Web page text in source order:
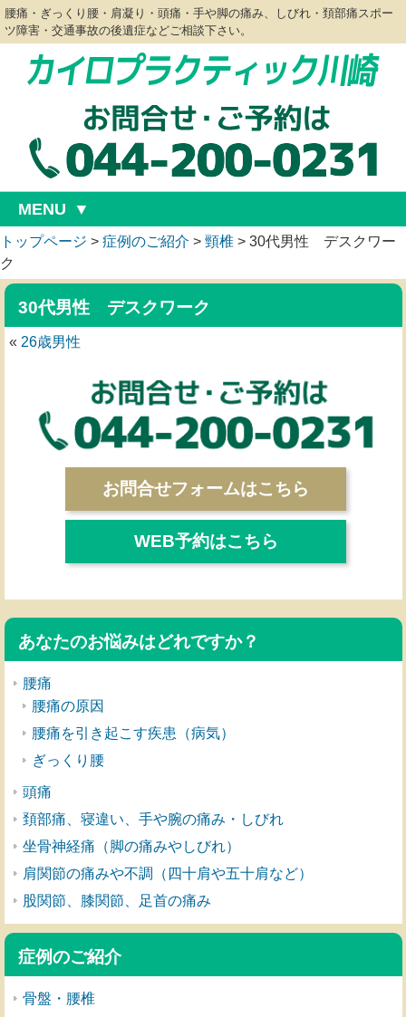
腰痛・ぎっくり腰・肩凝り・頭痛・手や脚の痛み、しびれ・頚部痛スポー
ツ障害・交通事故の後遺症などご相談下さい。
MENU
トップページ > 症例のご紹介 > 頸椎 > 30代男性 デスクワー
ク
30代男性 デスクワーク
« 26歳男性
お問合せフォームはこちら
WEB予約はこちら
あなたのお悩みはどれですか？
腰痛
腰痛の原因
腰痛を引き起こす疾患（病気）
ぎっくり腰
頭痛
頚部痛、寝違い、手や腕の痛み・しびれ
坐骨神経痛（脚の痛みやしびれ）
肩関節の痛みや不調（四十肩や五十肩など）
股関節、膝関節、足首の痛み
症例のご紹介
骨盤・腰椎